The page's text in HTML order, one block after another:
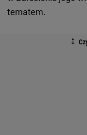
tematem.